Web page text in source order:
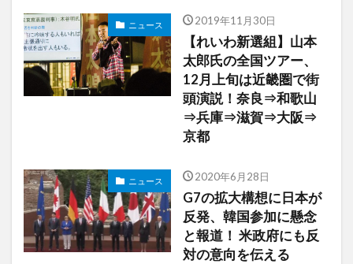
ニュース 2019年11月30日
【れいわ新選組】山本
太郎氏の全国ツアー、
12月上旬は近畿圏で街
頭演説！奈良⇒和歌山
⇒兵庫⇒滋賀⇒大阪⇒
京都
ニュース 2020年6月28日
G7の拡大構想に日本が
反発、韓国参加に懸念
と報道！ 米政府にも反
対の意向を伝える